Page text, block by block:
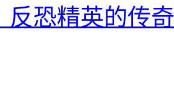
反恐精英的传